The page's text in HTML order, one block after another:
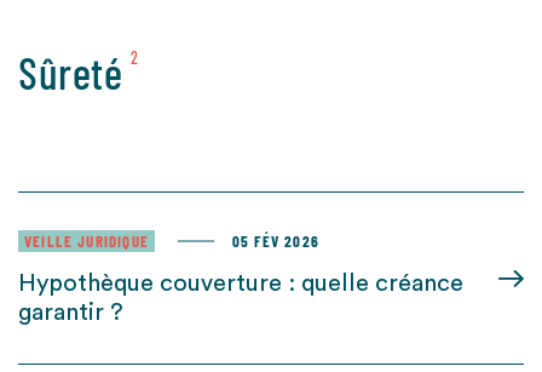
Sûreté 2
VEILLE JURIDIQUE 05 FÉV 2026
Hypothèque couverture : quelle créance
garantir ?